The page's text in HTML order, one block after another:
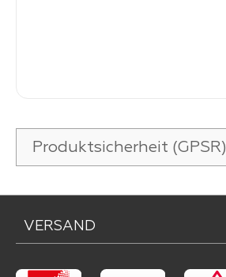
Produktsicherheit (GPSR)
VERSAND